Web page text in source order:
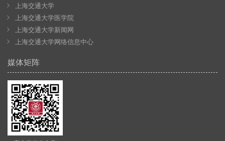
上海交通大学
上海交通大学医学院
上海交通大学新闻网
上海交通大学网络信息中心
媒体矩阵